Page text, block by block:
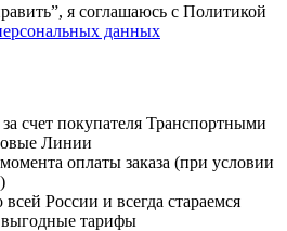
я соглашаюсь с Политикой
данных
счет покупателя Транспортными
Линии
оплаты заказа (при условии
России и всегда стараемся
выгодные тарифы